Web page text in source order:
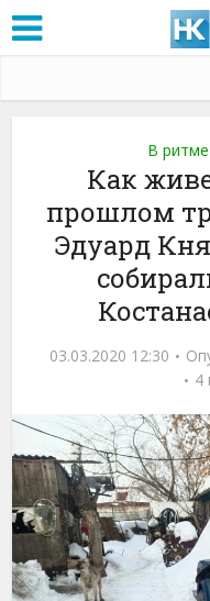
В
Как
прошлом
Эдуард
03.03.2020 12:30
4